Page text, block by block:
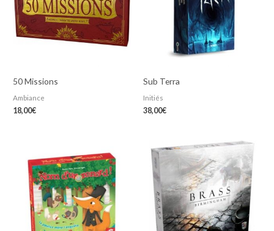
50 Missions
Ambiance
18,00€
Sub Terra
Initiés
38,00€